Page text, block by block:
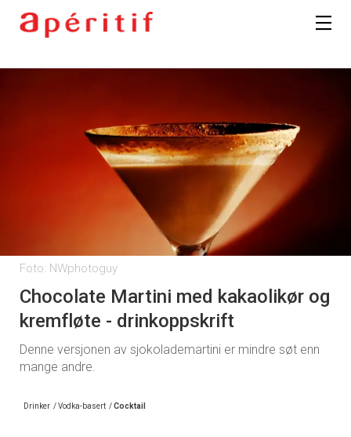
Foto: NWphotoguy
Chocolate Martini med kakaolikør og
kremfløte - drinkoppskrift
Denne versjonen av sjokolademartini er mindre søt enn
mange andre.
Drinker /Vodka-basert /Cocktail